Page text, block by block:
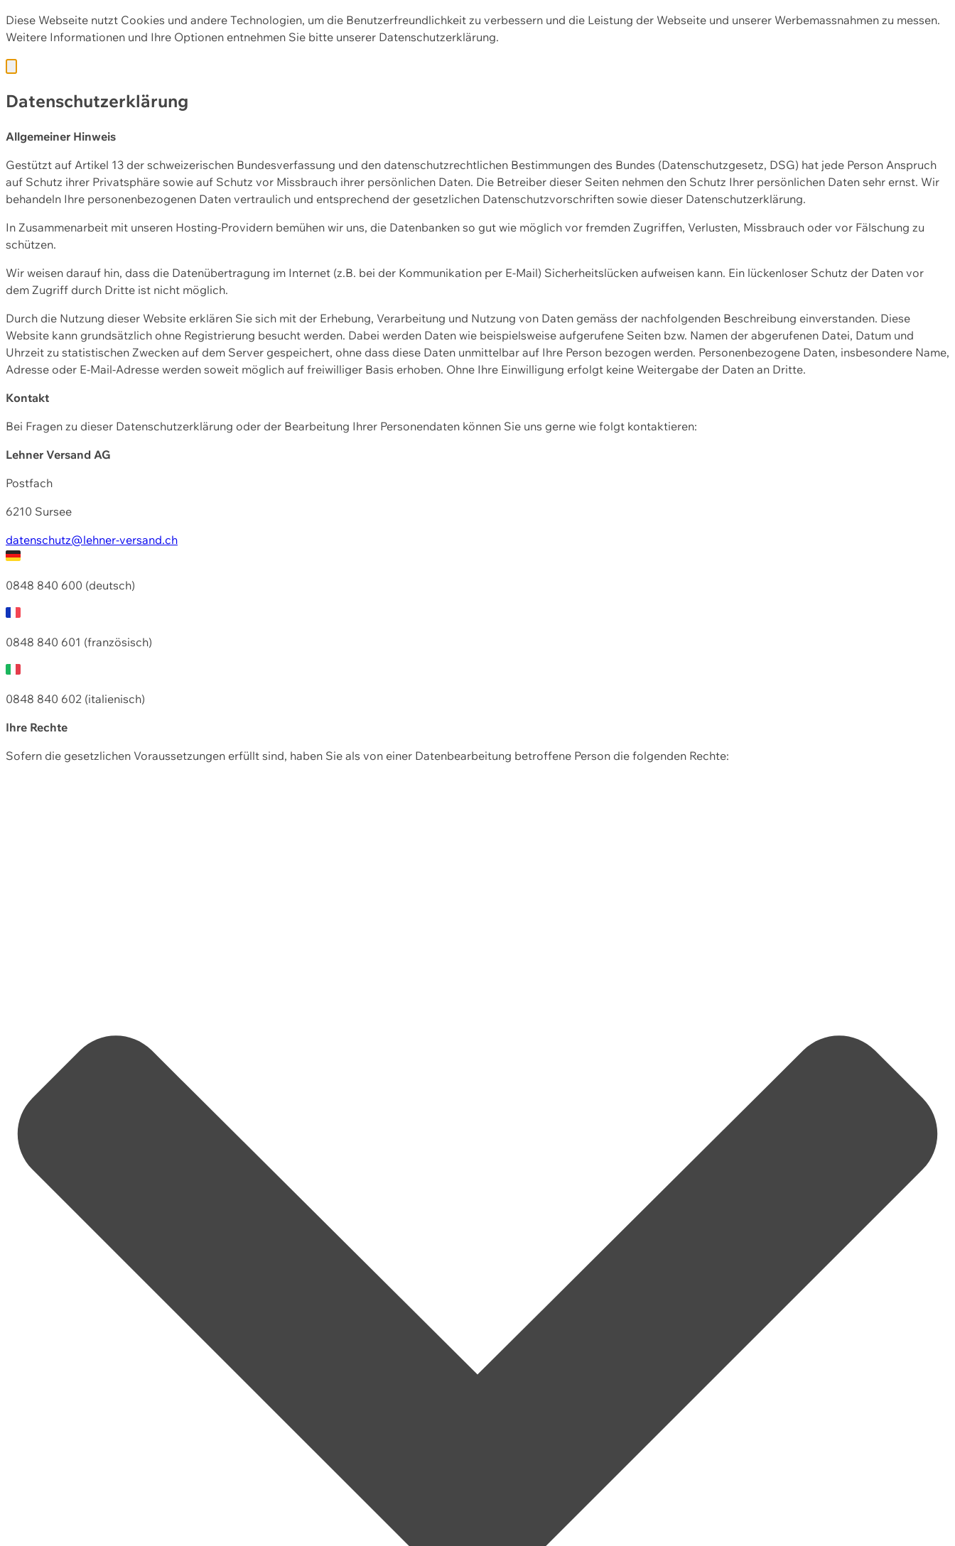
Diese Webseite nutzt Cookies und andere Technologien, um die Benutzerfreundlichkeit zu verbessern und die Leistung der Webseite und unserer Werbemassnahmen zu messen.
Weitere Informationen und Ihre Optionen entnehmen Sie bitte unserer Datenschutzerklärung.
Datenschutzerklärung
Allgemeiner Hinweis
Gestützt auf Artikel 13 der schweizerischen Bundesverfassung und den datenschutzrechtlichen Bestimmungen des Bundes (Datenschutzgesetz, DSG) hat jede Person Anspruch
auf Schutz ihrer Privatsphäre sowie auf Schutz vor Missbrauch ihrer persönlichen Daten. Die Betreiber dieser Seiten nehmen den Schutz Ihrer persönlichen Daten sehr ernst. Wir
behandeln Ihre personenbezogenen Daten vertraulich und entsprechend der gesetzlichen Datenschutzvorschriften sowie dieser Datenschutzerklärung.
In Zusammenarbeit mit unseren Hosting-Providern bemühen wir uns, die Datenbanken so gut wie möglich vor fremden Zugriffen, Verlusten, Missbrauch oder vor Fälschung zu
schützen.
Wir weisen darauf hin, dass die Datenübertragung im Internet (z.B. bei der Kommunikation per E-Mail) Sicherheitslücken aufweisen kann. Ein lückenloser Schutz der Daten vor
dem Zugriff durch Dritte ist nicht möglich.
Durch die Nutzung dieser Website erklären Sie sich mit der Erhebung, Verarbeitung und Nutzung von Daten gemäss der nachfolgenden Beschreibung einverstanden. Diese
Website kann grundsätzlich ohne Registrierung besucht werden. Dabei werden Daten wie beispielsweise aufgerufene Seiten bzw. Namen der abgerufenen Datei, Datum und
Uhrzeit zu statistischen Zwecken auf dem Server gespeichert, ohne dass diese Daten unmittelbar auf Ihre Person bezogen werden. Personenbezogene Daten, insbesondere Name,
Adresse oder E-Mail-Adresse werden soweit möglich auf freiwilliger Basis erhoben. Ohne Ihre Einwilligung erfolgt keine Weitergabe der Daten an Dritte.
Kontakt
Bei Fragen zu dieser Datenschutzerklärung oder der Bearbeitung Ihrer Personendaten können Sie uns gerne wie folgt kontaktieren:
Lehner Versand AG
Postfach
6210 Sursee
datenschutz@lehner-versand.ch
0848 840 600 (deutsch)
0848 840 601 (französisch)
0848 840 602 (italienisch)
Ihre Rechte
Sofern die gesetzlichen Voraussetzungen erfüllt sind, haben Sie als von einer Datenbearbeitung betroffene Person die folgenden Rechte: